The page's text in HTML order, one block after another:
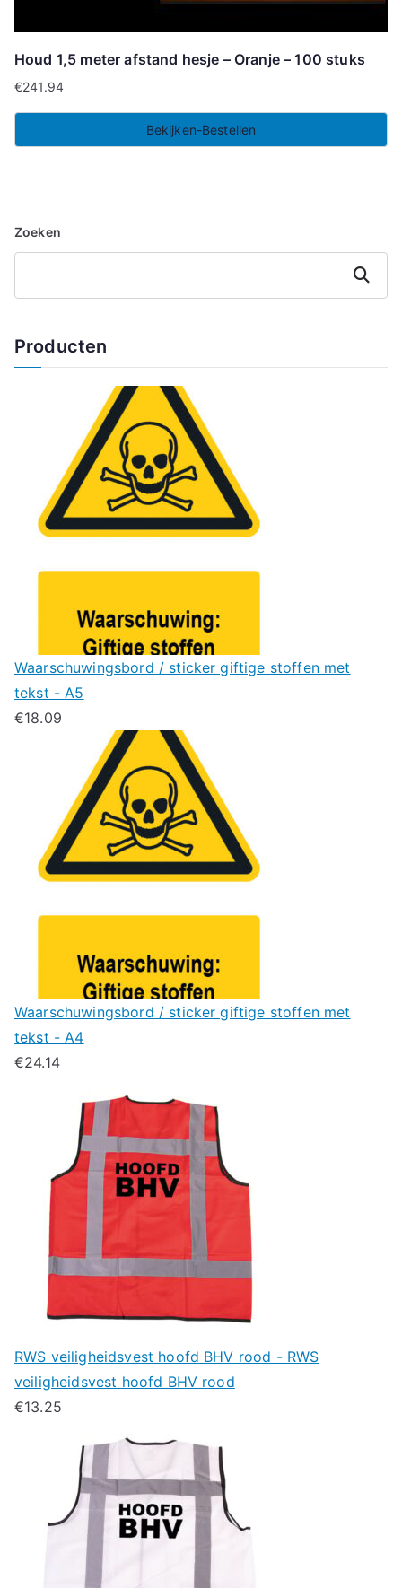
Houd 1,5 meter afstand hesje – Oranje – 100 stuks
€241.94
Bekijken-Bestellen
Zoeken
Zoeken
Producten
Waarschuwingsbord / sticker giftige stoffen met
tekst - A5
€18.09
Waarschuwingsbord / sticker giftige stoffen met
tekst - A4
€24.14
RWS veiligheidsvest hoofd BHV rood - RWS
veiligheidsvest hoofd BHV rood
€13.25